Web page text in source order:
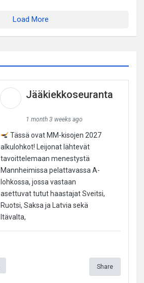
Load More
Jääkiekkoseuranta
1 month 3 weeks ago
Tässä ovat MM-kisojen 2027
alkulohkot! Leijonat lähtevät
tavoittelemaan menestystä
Mannheimissa pelattavassa A-
lohkossa, jossa vastaan
asettuvat tutut haastajat Sveitsi,
Ruotsi, Saksa ja Latvia sekä
Itävalta,
Share